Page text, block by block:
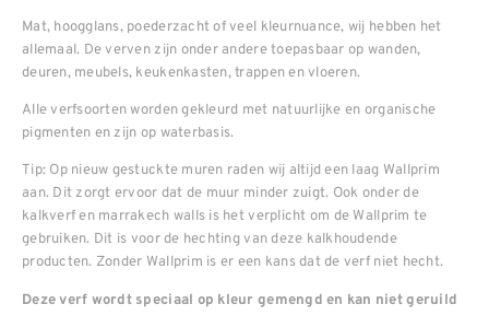
Mat, hoogglans, poederzacht of veel kleurnuance, wij hebben het
allemaal. De verven zijn onder andere toepasbaar op wanden,
deuren, meubels, keukenkasten, trappen en vloeren.
Alle verfsoorten worden gekleurd met natuurlijke en organische
pigmenten en zijn op waterbasis.
Tip: Op nieuw gestuckte muren raden wij altijd een laag Wallprim
aan. Dit zorgt ervoor dat de muur minder zuigt. Ook onder de
kalkverf en marrakech walls is het verplicht om de Wallprim te
gebruiken. Dit is voor de hechting van deze kalkhoudende
producten. Zonder Wallprim is er een kans dat de verf niet hecht.
Deze verf wordt speciaal op kleur gemengd en kan niet geruild